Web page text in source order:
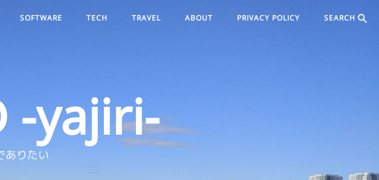
SOFTWARE TECH TRAVEL ABOUT PRIVACY POLICY SEARCH
-yajiri-
ありたい